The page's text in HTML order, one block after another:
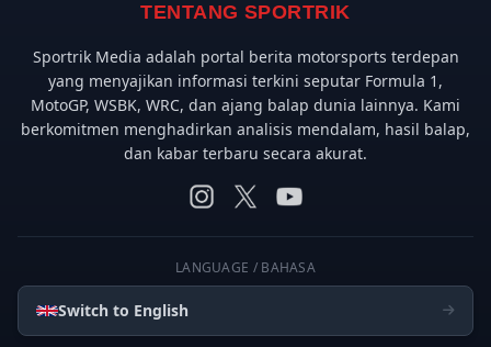
TENTANG SPORTRIK
Sportrik Media adalah portal berita motorsports terdepan
yang menyajikan informasi terkini seputar Formula 1,
MotoGP, WSBK, WRC, dan ajang balap dunia lainnya. Kami
berkomitmen menghadirkan analisis mendalam, hasil balap,
dan kabar terbaru secara akurat.
LANGUAGE / BAHASA
Switch to English